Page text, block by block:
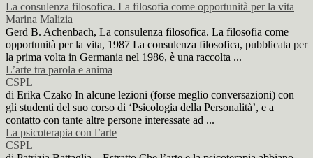
La consulenza filosofica. La filosofia come opportunità per la vita
Marina Malizia
Gerd B. Achenbach, La consulenza filosofica. La filosofia come
opportunità per la vita, 1987 La consulenza filosofica, pubblicata per
la prima volta in Germania nel 1986, è una raccolta ...
L’arte tra parola e anima
CSPL
di Erika Czako In alcune lezioni (forse meglio conversazioni) con
gli studenti del suo corso di ‘Psicologia della Personalità’, e a
contatto con tante altre persone interessate ad ...
La psicoterapia con l’arte
CSPL